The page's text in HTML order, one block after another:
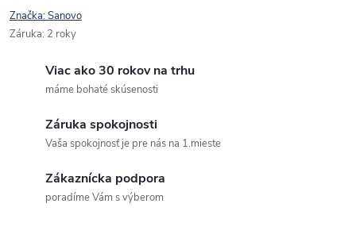
Značka:Sanovo
Záruka: 2 roky
Viac ako 30 rokov na trhu
máme bohaté skúsenosti
Záruka spokojnosti
Vaša spokojnosť je pre nás na 1.mieste
Zákaznícka podpora
poradíme Vám s výberom